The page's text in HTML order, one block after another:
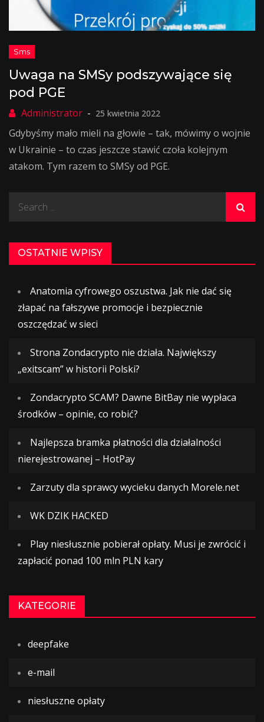
Uwaga na SMSy podszywające się
pod PGE
25 kwietnia 2022
Gdybyśmy mało mieli na głowie – tak, mówimy o wojnie
w Ukrainie – to czas jeszcze stawić czoła kolejnym
atakom. Tym razem to SMSy od PGE.
OSTATNIE WPISY
Anatomia cyfrowego oszustwa. Jak nie dać się
złapać na fałszywe promocje i bezpiecznie
oszczędzać w sieci
Strona Zondacrypto nie działa. Największy
„exitscam” w historii Polski?
Zondacrypto SCAM? Dawne BitBay nie wypłaca
środków – opinie, co robić?
Najlepsza bramka płatności dla działalności
nierejestrowanej – HotPay
Zarzuty dla sprawcy wycieku danych Morele.net
WK DZIK HACKED
Play niesłusznie pobierał opłaty. Musi je zwrócić i
zapłacić ponad 100 mln PLN kary
KATEGORIE
deepfake
e-mail
niesłuszne opłaty